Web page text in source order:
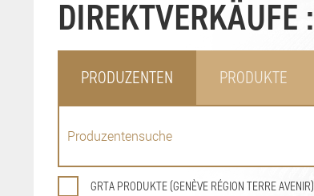
DIREKTVERKÄUFE :
PRODUZENTEN PRODUKTE
GRTA PRODUKTE (GENÈVE RÉGION TERRE AVENIR)